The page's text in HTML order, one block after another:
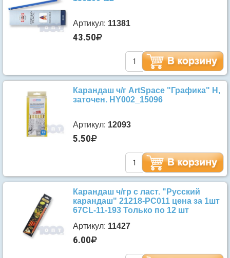
Артикул: 11381
43.50
Карандаш ч/г ArtSpace "Графика" H,
заточен. HY002_15096
Артикул: 12093
5.50
Карандаш ч/гр с ласт. "Русский
карандаш" 21218-РС011 цена за 1шт
67CL-11-193 Только по 12 шт
Артикул: 11427
6.00